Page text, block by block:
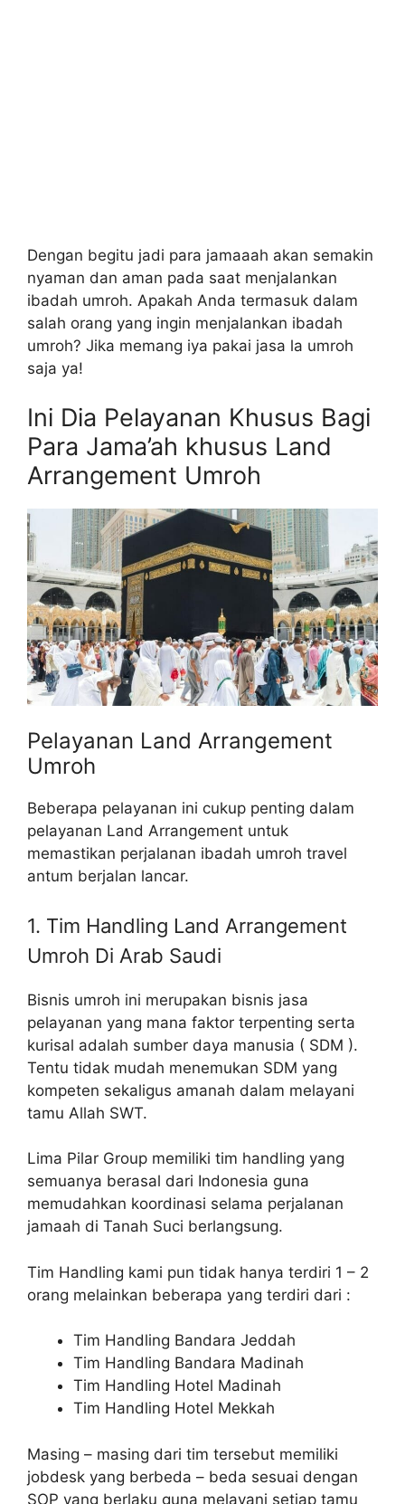
Dengan begitu jadi para jamaaah akan semakin
nyaman dan aman pada saat menjalankan
ibadah umroh. Apakah Anda termasuk dalam
salah orang yang ingin menjalankan ibadah
umroh? Jika memang iya pakai jasa la umroh
saja ya!
Ini Dia Pelayanan Khusus Bagi
Para Jama’ah khusus Land
Arrangement Umroh
Pelayanan Land Arrangement
Umroh
Beberapa pelayanan ini cukup penting dalam
pelayanan Land Arrangement untuk
memastikan perjalanan ibadah umroh travel
antum berjalan lancar.
1. Tim Handling Land Arrangement
Umroh Di Arab Saudi
Bisnis umroh ini merupakan bisnis jasa
pelayanan yang mana faktor terpenting serta
kurisal adalah sumber daya manusia ( SDM ).
Tentu tidak mudah menemukan SDM yang
kompeten sekaligus amanah dalam melayani
tamu Allah SWT.
Lima Pilar Group memiliki tim handling yang
semuanya berasal dari Indonesia guna
memudahkan koordinasi selama perjalanan
jamaah di Tanah Suci berlangsung.
Tim Handling kami pun tidak hanya terdiri 1 – 2
orang melainkan beberapa yang terdiri dari :
Tim Handling Bandara Jeddah
Tim Handling Bandara Madinah
Tim Handling Hotel Madinah
Tim Handling Hotel Mekkah
Masing – masing dari tim tersebut memiliki
jobdesk yang berbeda – beda sesuai dengan
SOP yang berlaku guna melayani setiap tamu